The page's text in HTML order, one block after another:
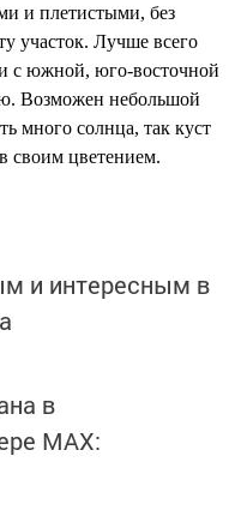
и плетистыми, без
участок. Лучше всего
с южной, юго-восточной
Возможен небольшой
много солнца, так куст
своим цветением.
и интересным в
в
MАХ: